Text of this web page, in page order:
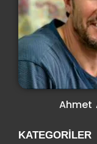
Ahmet
KATEGORILER